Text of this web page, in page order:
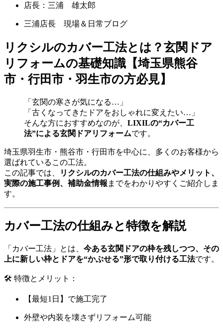
店長：三浦 雄太郎
三浦店長 現場＆日常ブログ
リクシルのカバー工法とは？玄関ドア
リフォームの基礎知識【埼玉県熊谷
市・行田市・羽生市の方必見】
「玄関の寒さが気になる…」
「古くなってきたドアをおしゃれに変えたい…」
そんな方におすすめなのが、 LIXILの“カバー工
法”による玄関ドアリフォームです。
埼玉県羽生市・熊谷市・行田市を中心に、多くのお客様から
選ばれているこの工法。
この記事では、
リクシルのカバー工法の仕組みやメリット、
実際の施工事例、補助金情報 までをわかりやすくご紹介しま
す。
カバー工法の仕組みと特徴を解説
「カバー工法」とは、 今ある玄関ドアの枠を残しつつ、その
上に新しい枠とドアを“かぶせる”形で取り付ける工法です。
🛠️ 特徴とメリット：
【最短1日】で施工完了
外壁や内装を壊さずリフォーム可能